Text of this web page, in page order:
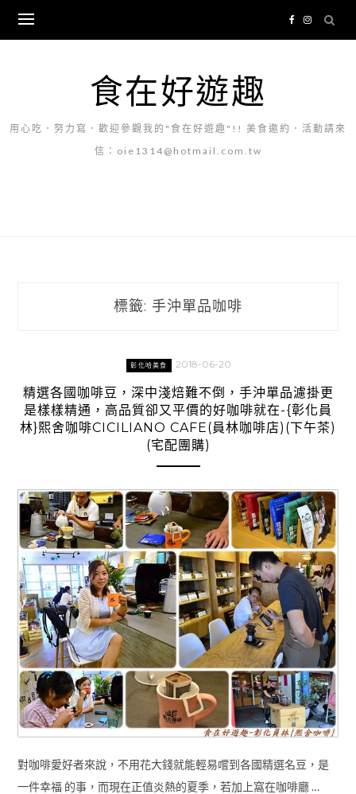
content
食在好遊趣
用心吃．努力寫．歡迎參觀我的"食在好遊趣"!! 美食邀約．活動請來
信：oie1314@hotmail.com.tw
標籤: 手沖單品咖啡
彰化哈美食 2018-06-20
精選各國咖啡豆，深中淺焙難不倒，手沖單品濾掛更
是樣樣精通，高品質卻又平價的好咖啡就在-{彰化員
林}熙舍咖啡CICILIANO CAFE(員林咖啡店)(下午茶)
(宅配團購)
對咖啡愛好者來說，不用花大錢就能輕易嚐到各國精選名豆，是
一件幸福 的事，而現在正值炎熱的夏季，若加上窩在咖啡廳 …